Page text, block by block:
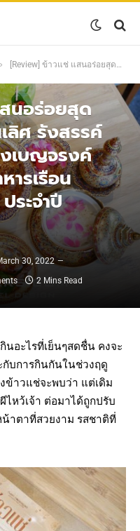
[Review] ข้าวแช่ แสนอร่อยสุดวิจิตรจากวัตถุดิบชั้นเลิศ รังสรรค์เป็น ๔ คอร์สในเครื่องเบญจรงค์ลายนกยูง ณ ร้านอาหารเรือนนพเก้า สาทรซอย 6 ประจำปี 2565/2022
นอร่อยสุด
ลิศ รังสรรค์
เบญจรงค์
ารเรือน
ระจำปี
30, 2022
2 Mins Read
นอะไรที่เย็นๆสดชื่น คงจะ
กับการกินกันในช่วงฤดู
ข้าวแช่จะพบว่า แต่เดิม
หว้เจ้า ต่อมาได้ถูกปรับ
าตาที่สวยงาม รสชาติที่